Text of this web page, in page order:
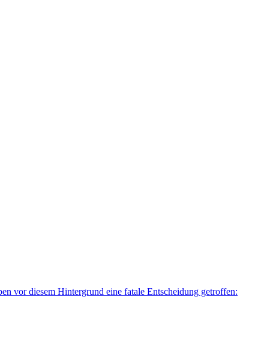
vor diesem Hintergrund eine fatale Entscheidung getroffen: